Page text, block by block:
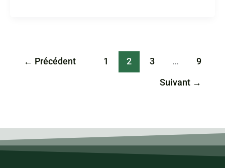
← Précédent 1 2 3 … 9
Suivant →